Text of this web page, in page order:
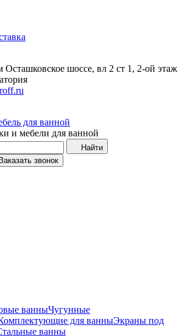
шоссе, вл 2 ст 1, 2-ой этаж
и мебели для ванной
Найти
звонок
ванныЧугунные
для ванныЭкраны под
ванны